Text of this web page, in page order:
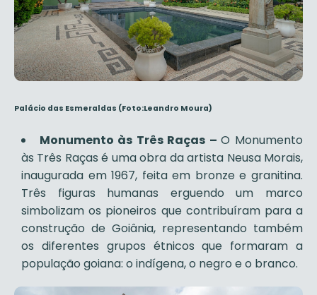
Palácio das Esmeraldas (Foto:Leandro Moura)
Monumento às Três Raças –O Monumento
às Três Raças é uma obra da artista Neusa Morais,
inaugurada em 1967, feita em bronze e granitina.
Três figuras humanas erguendo um marco
simbolizam os pioneiros que contribuíram para a
construção de Goiânia, representando também
os diferentes grupos étnicos que formaram a
população goiana: o indígena, o negro e o branco.